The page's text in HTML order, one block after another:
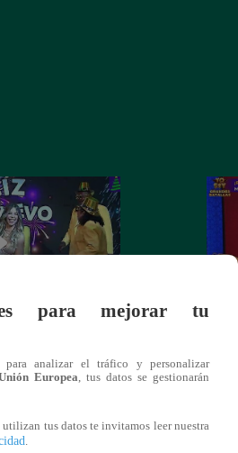
fiesta de año
JB
para mejorar tu
analizar el tráfico y personalizar
Europea , tus datos se gestionarán
utilizan tus datos te invitamos leer nuestra